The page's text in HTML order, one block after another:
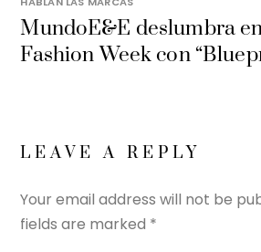
MundoE&E deslumbra
Fashion Week con
LEAVE A REPLY
Your email address will not be
fields are marked *